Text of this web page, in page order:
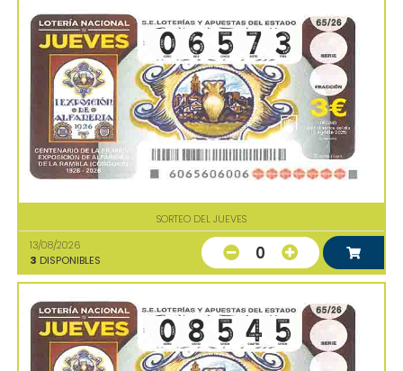
SORTEO DEL JUEVES
13/08/2026
3 DISPONIBLES 0